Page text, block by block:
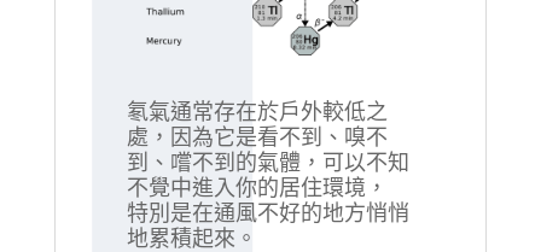
氡氣通常存在於戶外較低之
處，因為它是看不到、嗅不
到、嚐不到的氣體，可以不知
不覺中進入你的居住環境，
特別是在通風不好的地方悄悄
地累積起來。